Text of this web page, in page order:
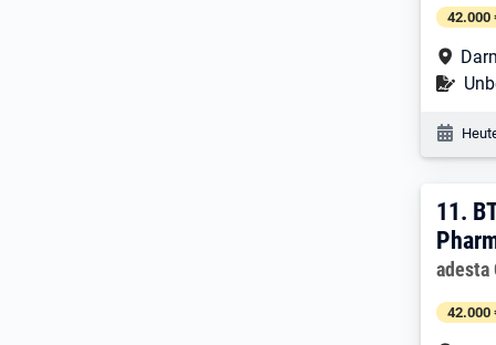
42.000
11.
11.
adesta
42.000